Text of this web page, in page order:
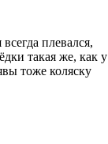
плевался,
такая же, как у
тоже коляску